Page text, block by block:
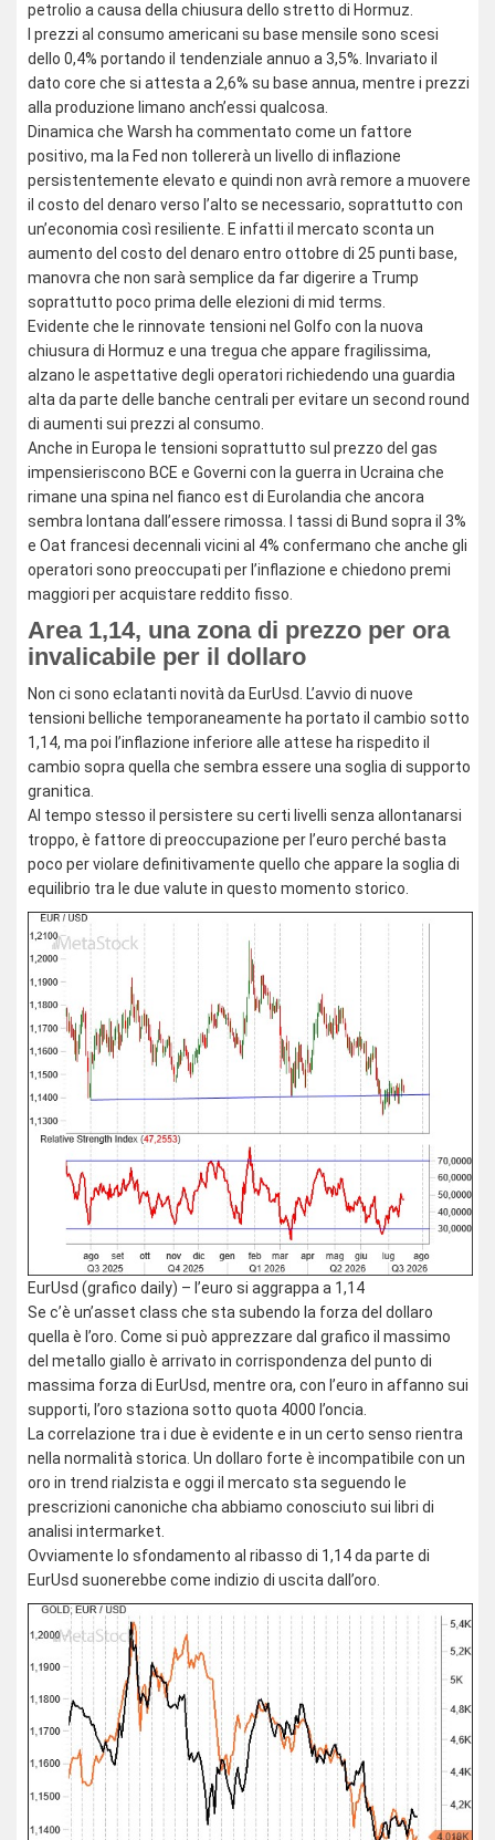
petrolio a causa della chiusura dello stretto di Hormuz.
I prezzi al consumo americani su base mensile sono scesi
dello 0,4% portando il tendenziale annuo a 3,5%. Invariato il
dato core che si attesta a 2,6% su base annua, mentre i prezzi
alla produzione limano anch’essi qualcosa.
Dinamica che Warsh ha commentato come un fattore
positivo, ma la Fed non tollererà un livello di inflazione
persistentemente elevato e quindi non avrà remore a muovere
il costo del denaro verso l’alto se necessario, soprattutto con
un’economia così resiliente. E infatti il mercato sconta un
aumento del costo del denaro entro ottobre di 25 punti base,
manovra che non sarà semplice da far digerire a Trump
soprattutto poco prima delle elezioni di mid terms.
Evidente che le rinnovate tensioni nel Golfo con la nuova
chiusura di Hormuz e una tregua che appare fragilissima,
alzano le aspettative degli operatori richiedendo una guardia
alta da parte delle banche centrali per evitare un second round
di aumenti sui prezzi al consumo.
Anche in Europa le tensioni soprattutto sul prezzo del gas
impensieriscono BCE e Governi con la guerra in Ucraina che
rimane una spina nel fianco est di Eurolandia che ancora
sembra lontana dall’essere rimossa. I tassi di Bund sopra il 3%
e Oat francesi decennali vicini al 4% confermano che anche gli
operatori sono preoccupati per l’inflazione e chiedono premi
maggiori per acquistare reddito fisso.
Area 1,14, una zona di prezzo per ora
invalicabile per il dollaro
Non ci sono eclatanti novità da EurUsd. L’avvio di nuove
tensioni belliche temporaneamente ha portato il cambio sotto
1,14, ma poi l’inflazione inferiore alle attese ha rispedito il
cambio sopra quella che sembra essere una soglia di supporto
granitica.
Al tempo stesso il persistere su certi livelli senza allontanarsi
troppo, è fattore di preoccupazione per l’euro perché basta
poco per violare definitivamente quello che appare la soglia di
equilibrio tra le due valute in questo momento storico.
EurUsd (grafico daily) – l’euro si aggrappa a 1,14
Se c’è un’asset class che sta subendo la forza del dollaro
quella è l’oro. Come si può apprezzare dal grafico il massimo
del metallo giallo è arrivato in corrispondenza del punto di
massima forza di EurUsd, mentre ora, con l’euro in affanno sui
supporti, l’oro staziona sotto quota 4000 l’oncia.
La correlazione tra i due è evidente e in un certo senso rientra
nella normalità storica. Un dollaro forte è incompatibile con un
oro in trend rialzista e oggi il mercato sta seguendo le
prescrizioni canoniche cha abbiamo conosciuto sui libri di
analisi intermarket.
Ovviamente lo sfondamento al ribasso di 1,14 da parte di
EurUsd suonerebbe come indizio di uscita dall’oro.